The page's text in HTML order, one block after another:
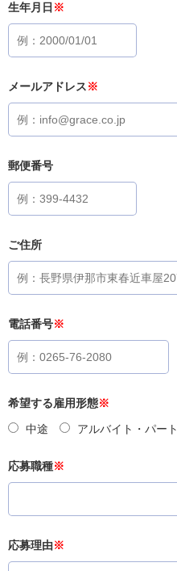
生年月日 ※
メールアドレス※
郵便番号
ご住所
電話番号※
希望する雇用形態※
中途
アルバイト・パート
応募職種※
応募理由※